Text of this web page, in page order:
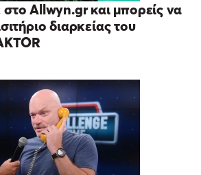
Allwyn.gr και μπορείς να
διαρκείας του